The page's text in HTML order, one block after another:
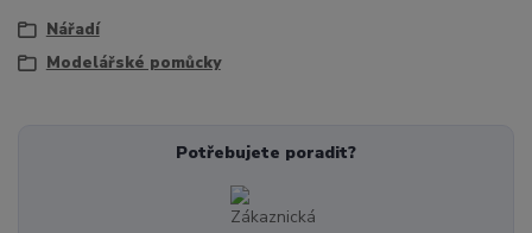
Nářadí
Modelářské pomůcky
Potřebujete poradit?